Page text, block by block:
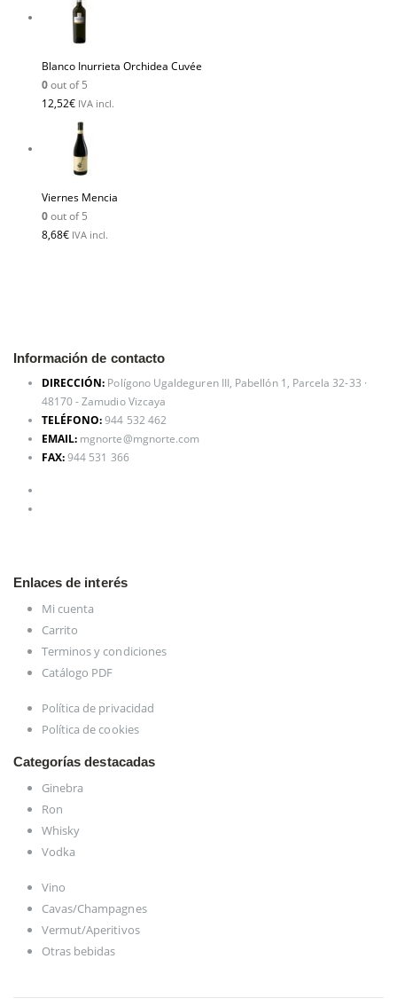
Blanco Inurrieta Orchidea Cuvée
0out of 5
12,52€ IVA incl.
Viernes Mencia
0out of 5
8,68€ IVA incl.
Información de contacto
DIRECCIÓN: Polígono Ugaldeguren III, Pabellón 1, Parcela 32-33 ·
48170 - Zamudio Vizcaya
TELÉFONO:944 532 462
EMAIL: mgnorte@mgnorte.com
FAX:944 531 366
Enlaces de interés
Mi cuenta
Carrito
Terminos y condiciones
Catálogo PDF
Política de privacidad
Política de cookies
Categorías destacadas
Ginebra
Ron
Whisky
Vodka
Vino
Cavas/Champagnes
Vermut/Aperitivos
Otras bebidas